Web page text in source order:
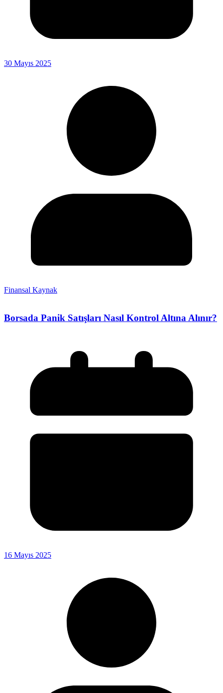
30 Mayıs 2025
Finansal Kaynak
Borsada Panik Satışları Nasıl Kontrol Altına Alınır?
16 Mayıs 2025